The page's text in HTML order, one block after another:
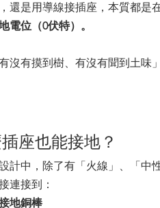
還是用導線接插座，本質都是
電位（0伏特）。
沒有摸到樹、有沒有聞到土味
座也能接地？
計中，除了有「火線」、「中
連接到：
地銅棒